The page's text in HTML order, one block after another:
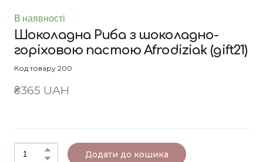
В наявності
Шоколадна Риба з шоколадно-
горіховою пастою Afrodiziak (gift21)
Код товару 200
₴365 UAH
Додати до кошика